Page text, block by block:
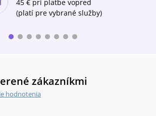
45 € pri platbe vopred
(platí pre vybrané služby)
zákazníkmi
hodnotenia